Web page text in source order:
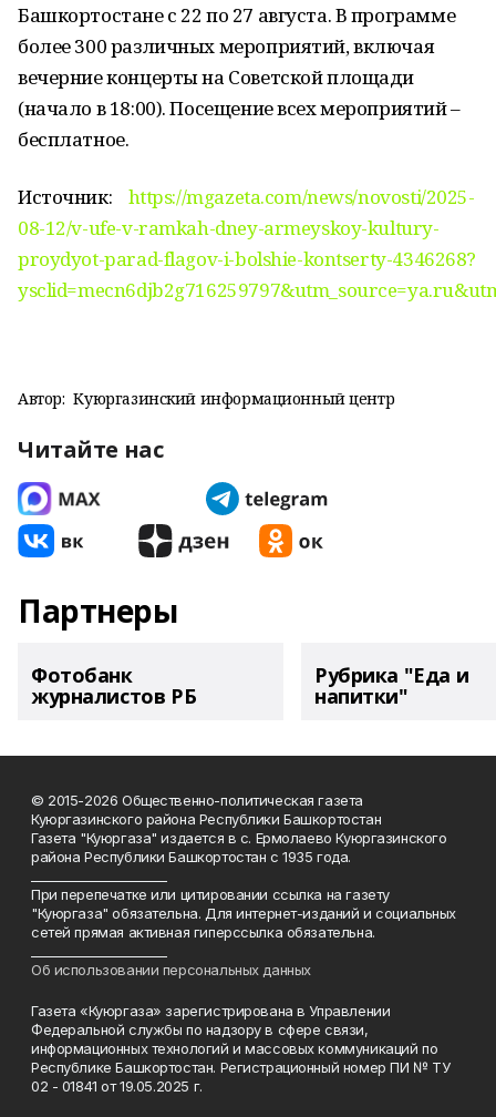
Башкортостане с 22 по 27 августа. В программе
более 300 различных мероприятий, включая
вечерние концерты на Советской площади
(начало в 18:00). Посещение всех мероприятий –
бесплатное.
Источник: https://mgazeta.com/news/novosti/2025-
08-12/v-ufe-v-ramkah-dney-armeyskoy-kultury-
proydyot-parad-flagov-i-bolshie-kontserty-4346268?
Автор: Куюргазинский информационный центр
Читайте нас
Партнеры
Фотобанк
журналистов РБ
Рубрика "Еда и
напитки"
© 2015-2026 Общественно-политическая газета
Куюргазинского района Республики Башкортостан
Газета "Куюргаза" издается в с. Ермолаево Куюргазинского
района Республики Башкортостан с 1935 года.
При перепечатке или цитировании ссылка на газету
"Куюргаза" обязательна. Для интернет-изданий и социальных
сетей прямая активная гиперссылка обязательна.
Об использовании персональных данных
Газета «Куюргаза» зарегистрирована в Управлении
Федеральной службы по надзору в сфере связи,
информационных технологий и массовых коммуникаций по
Республике Башкортостан. Регистрационный номер ПИ № ТУ
02 - 01841 от 19.05.2025 г.